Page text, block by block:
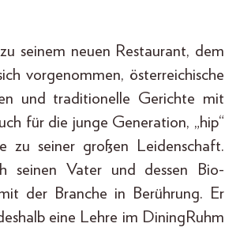
seinem neuen Restaurant, dem
vorgenommen, österreichische
und traditionelle Gerichte mit
für die junge Generation, „hip“
zu seiner großen Leidenschaft.
seinen Vater und dessen Bio-
der Branche in Berührung. Er
eine Lehre im DiningRuhm